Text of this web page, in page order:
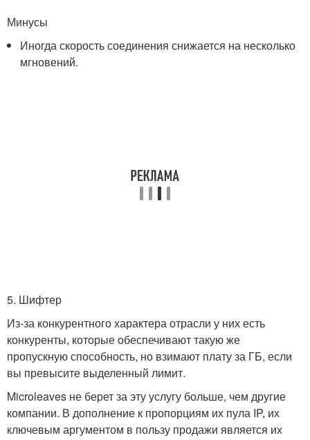
Минусы
Иногда скорость соединения снижается на несколько
мгновений.
5. Шифтер
Из-за конкурентного характера отрасли у них есть
конкуренты, которые обеспечивают такую ​​же
пропускную способность, но взимают плату за ГБ, если
вы превысите выделенный лимит.
Microleaves не берет за эту услугу больше, чем другие
компании. В дополнение к пропорциям их пула IP, их
ключевым аргументом в пользу продажи является их